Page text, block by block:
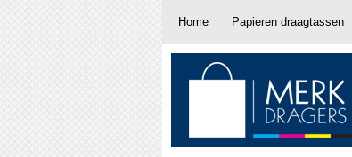
Home Papieren draagtassen